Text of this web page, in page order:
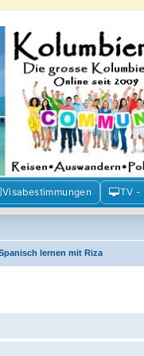
Forum der
in Kolumbien und Venezuela.
Visabestimmungen TV -
lernen mit Riza